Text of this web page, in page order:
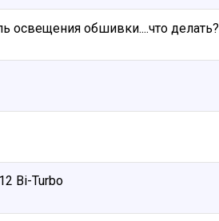
освещения обшивки....что делать?
Bi-Turbo